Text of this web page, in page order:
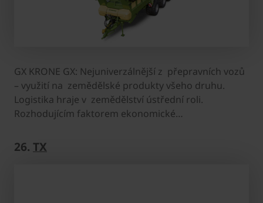
GX KRONE GX: Nejuniverzálnější z přepravních vozů
– využití na zemědělské produkty všeho druhu.
Logistika hraje v zemědělství ústřední roli.
Rozhodujícím faktorem ekonomické…
26. TX